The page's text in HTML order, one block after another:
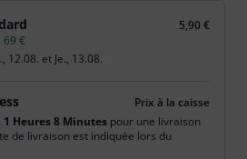
5,90 €
69 €
12.08. et Je., 13.08.
Prix à la caisse
1 Heures 8 Minutes pour une livraison
de livraison est indiquée lors du